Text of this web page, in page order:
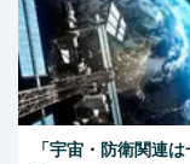
「宇宙・防衛関連